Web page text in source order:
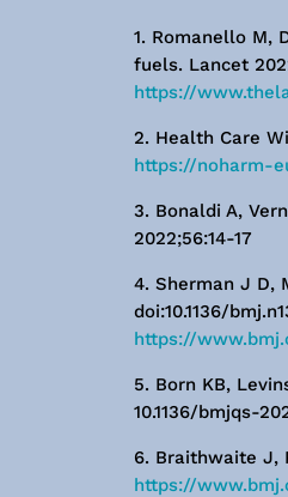
1. Romanello M,
fuels. Lancet
https://
2. Health Care
https://noharm-
3. Bonaldi A,
2022;56:14-17
4. Sherman J D,
doi:10.1136/
https://
5. Born KB,
10.1136/bmjqs-
6. Braithwaite J,
https://